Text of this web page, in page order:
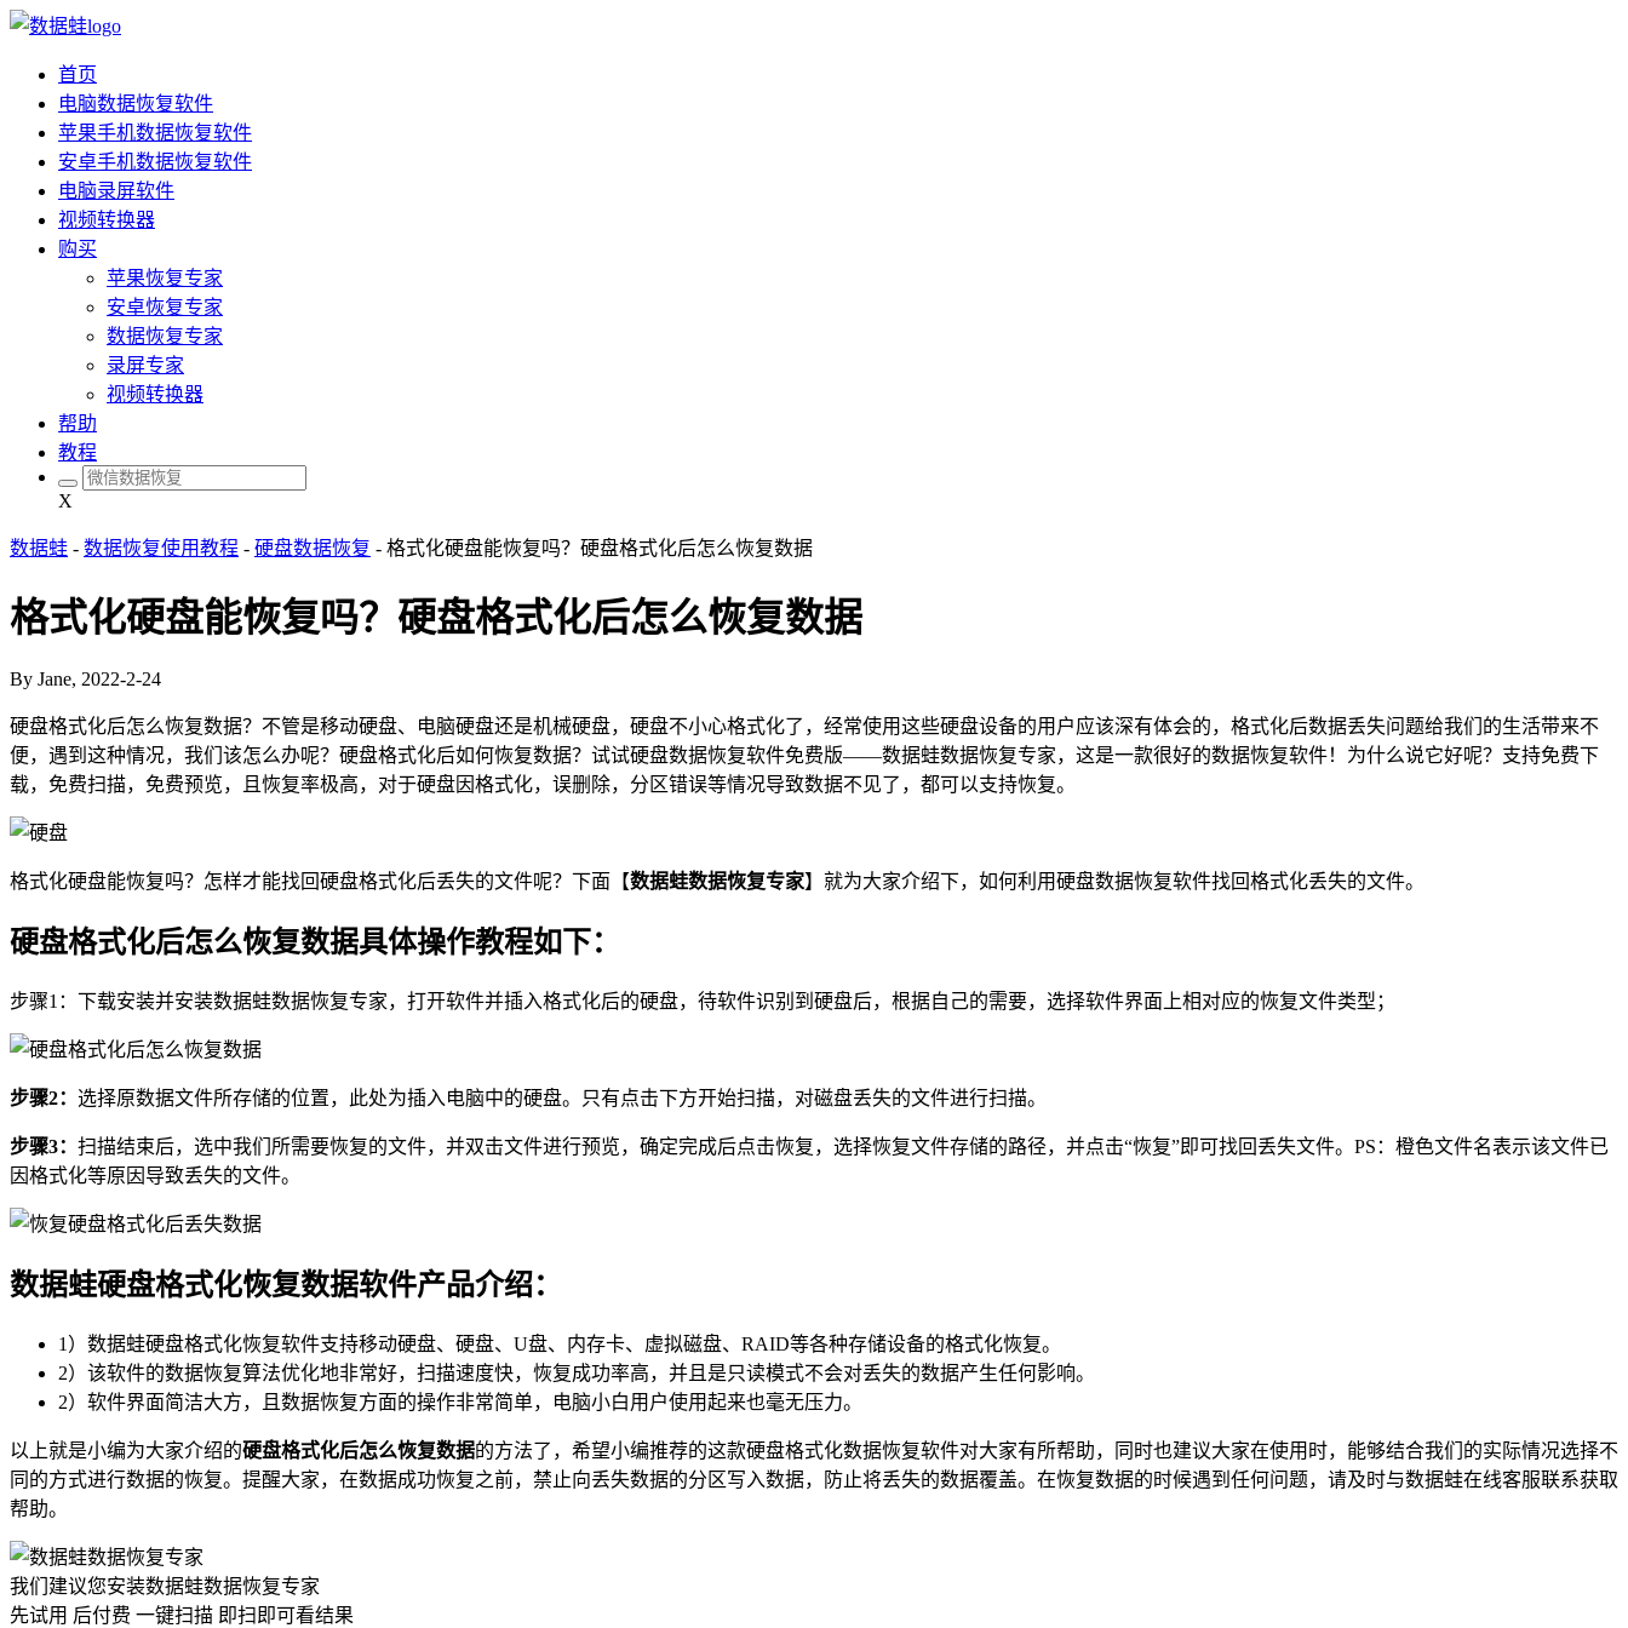
首页
电脑数据恢复软件
苹果手机数据恢复软件
安卓手机数据恢复软件
电脑录屏软件
视频转换器
购买
苹果恢复专家
安卓恢复专家
数据恢复专家
录屏专家
视频转换器
帮助
教程
X
数据蛙 - 数据恢复使用教程 - 硬盘数据恢复 - 格式化硬盘能恢复吗？硬盘格式化后怎么恢复数据
格式化硬盘能恢复吗？硬盘格式化后怎么恢复数据
By Jane, 2022-2-24
硬盘格式化后怎么恢复数据？不管是移动硬盘、电脑硬盘还是机械硬盘，硬盘不小心格式化了，经常使用这些硬盘设备的用户应该深有体会的，格式化后数据丢失问题给我们的生活带来不
便，遇到这种情况，我们该怎么办呢？硬盘格式化后如何恢复数据？试试硬盘数据恢复软件免费版——数据蛙数据恢复专家，这是一款很好的数据恢复软件！为什么说它好呢？支持免费下
载，免费扫描，免费预览，且恢复率极高，对于硬盘因格式化，误删除，分区错误等情况导致数据不见了，都可以支持恢复。
格式化硬盘能恢复吗？怎样才能找回硬盘格式化后丢失的文件呢？下面【数据蛙数据恢复专家】就为大家介绍下，如何利用硬盘数据恢复软件找回格式化丢失的文件。
硬盘格式化后怎么恢复数据具体操作教程如下：
步骤1：下载安装并安装数据蛙数据恢复专家，打开软件并插入格式化后的硬盘，待软件识别到硬盘后，根据自己的需要，选择软件界面上相对应的恢复文件类型；
步骤2： 选择原数据文件所存储的位置，此处为插入电脑中的硬盘。只有点击下方开始扫描，对磁盘丢失的文件进行扫描。
步骤3： 扫描结束后，选中我们所需要恢复的文件，并双击文件进行预览，确定完成后点击恢复，选择恢复文件存储的路径，并点击“恢复”即可找回丢失文件。PS：橙色文件名表示该文件已
因格式化等原因导致丢失的文件。
数据蛙硬盘格式化恢复数据软件产品介绍：
1）数据蛙硬盘格式化恢复软件支持移动硬盘、硬盘、U盘、内存卡、虚拟磁盘、RAID等各种存储设备的格式化恢复。
2）该软件的数据恢复算法优化地非常好，扫描速度快，恢复成功率高，并且是只读模式不会对丢失的数据产生任何影响。
2）软件界面简洁大方，且数据恢复方面的操作非常简单，电脑小白用户使用起来也毫无压力。
以上就是小编为大家介绍的硬盘格式化后怎么恢复数据的方法了，希望小编推荐的这款硬盘格式化数据恢复软件对大家有所帮助，同时也建议大家在使用时，能够结合我们的实际情况选择不
同的方式进行数据的恢复。提醒大家，在数据成功恢复之前，禁止向丢失数据的分区写入数据，防止将丢失的数据覆盖。在恢复数据的时候遇到任何问题，请及时与数据蛙在线客服联系获取
帮助。
我们建议您安装数据蛙数据恢复专家
先试用 后付费 一键扫描 即扫即可看结果